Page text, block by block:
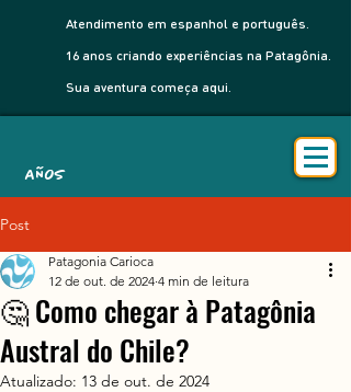
Atendimento em espanhol e português.
16 anos criando experiências na Patagônia.
Sua aventura começa aqui.
AÑOS
Post
🤔 Como chegar à Patagônia
Austral do Chile?
Patagonia Carioca
12 de out. de 2024 4 min de leitura
Atualizado: 13 de out. de 2024